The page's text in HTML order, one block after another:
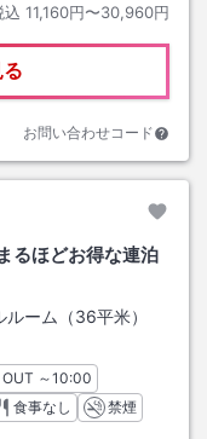
込 11,160円〜30,960円
お問い合わせコード
るほどお得な連泊
ルーム（36平米）
ン
OUT チェックアウト
～10:00
食事なし
禁煙